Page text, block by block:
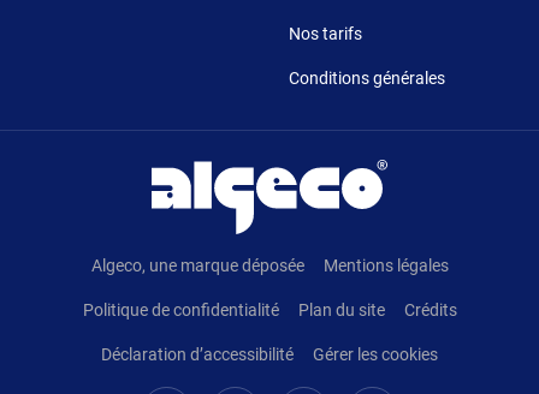
Nos tarifs
Conditions générales
Algeco, une marque déposée Mentions légales
Politique de confidentialité Plan du site Crédits
Déclaration d’accessibilité Gérer les cookies